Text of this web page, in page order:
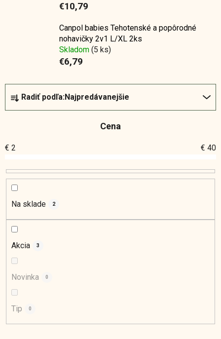
€10,79
Canpol babies Tehotenské a popôrodné
nohavičky 2v1 L/XL 2ks
Skladom (5 ks)
€6,79
n
i
e
p
d
Radiť podľa:Najpredávanejšie
Cena
€ 2 € 40
Na sklade 2
Akcia 3
Novinka 0
Tip 0